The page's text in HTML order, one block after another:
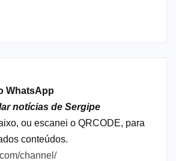
WhatsApp
notícias de Sergipe
ou escanei o QRCODE, para
conteúdos.
channel/